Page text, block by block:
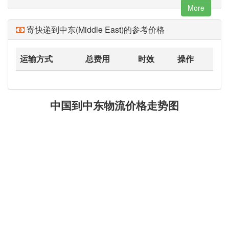
More
寄快递到中东(Middle East)的参考价格
运输方式 总费用 时效 操作
中国到中东物流价格走势图